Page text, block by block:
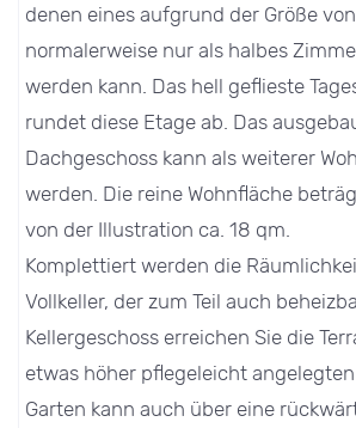
denen eines aufgrund der Größe
normalerweise nur als halbes
werden kann. Das hell geflieste
rundet diese Etage ab. Das
Dachgeschoss kann als weiterer
werden. Die reine Wohnfläche
von der Illustration ca. 18 qm.
Komplettiert werden die
Vollkeller, der zum Teil auch
Kellergeschoss erreichen Sie die
etwas höher pflegeleicht
Garten kann auch über eine